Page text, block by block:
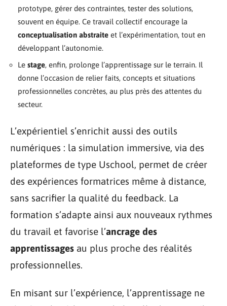
prototype, gérer des contraintes, tester des solutions,
souvent en équipe. Ce travail collectif encourage la
conceptualisation abstraite et l’expérimentation, tout en
développant l’autonomie.
Le stage, enfin, prolonge l’apprentissage sur le terrain. Il
donne l’occasion de relier faits, concepts et situations
professionnelles concrètes, au plus près des attentes du
secteur.
L’expérientiel s’enrichit aussi des outils
numériques : la simulation immersive, via des
plateformes de type Uschool, permet de créer
des expériences formatrices même à distance,
sans sacrifier la qualité du feedback. La
formation s’adapte ainsi aux nouveaux rythmes
du travail et favorise l’ancrage des
apprentissages au plus proche des réalités
professionnelles.
En misant sur l’expérience, l’apprentissage ne